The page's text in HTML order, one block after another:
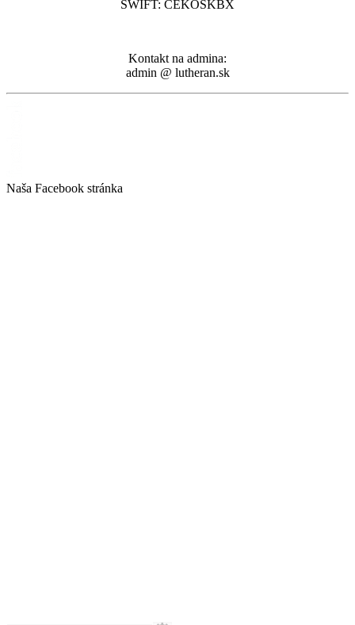
SWIFT: CEKOSKBX
Kontakt na admina:
admin @ lutheran.sk
Naša Facebook stránka